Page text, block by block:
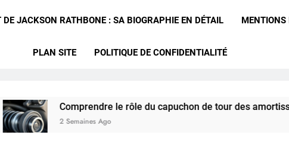
JACKSON RATHBONE : SA BIOGRAPHIE EN DÉTAIL MENTIONS
PLAN SITE POLITIQUE DE CONFIDENTIALITÉ
Comprendre le rôle du capuchon de tour des amortisseurs avant
2 Semaines Ago